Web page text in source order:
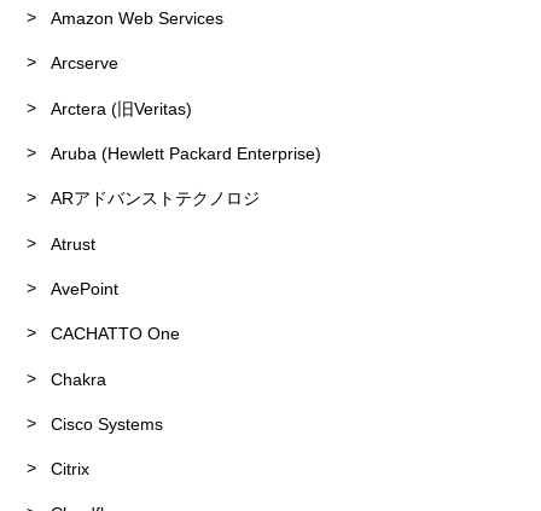
Amazon Web Services
Arcserve
Arctera (旧Veritas)
Aruba (Hewlett Packard Enterprise)
ARアドバンストテクノロジ
Atrust
AvePoint
CACHATTO One
Chakra
Cisco Systems
Citrix